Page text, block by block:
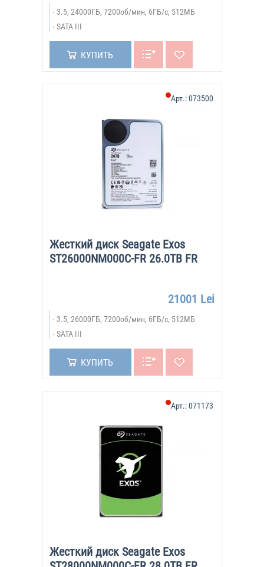
3.5, 24000ГБ, 7200об/мин, 6ГБ/с, 512МБ
SATA III
КУПИТЬ
Жесткий диск Seagate Exos
ST26000NM000C-FR 26.0TB FR
Арт.:073500
21001 Lei
3.5, 26000ГБ, 7200об/мин, 6ГБ/с, 512МБ
SATA III
КУПИТЬ
Жесткий диск Seagate Exos
Арт.:071173